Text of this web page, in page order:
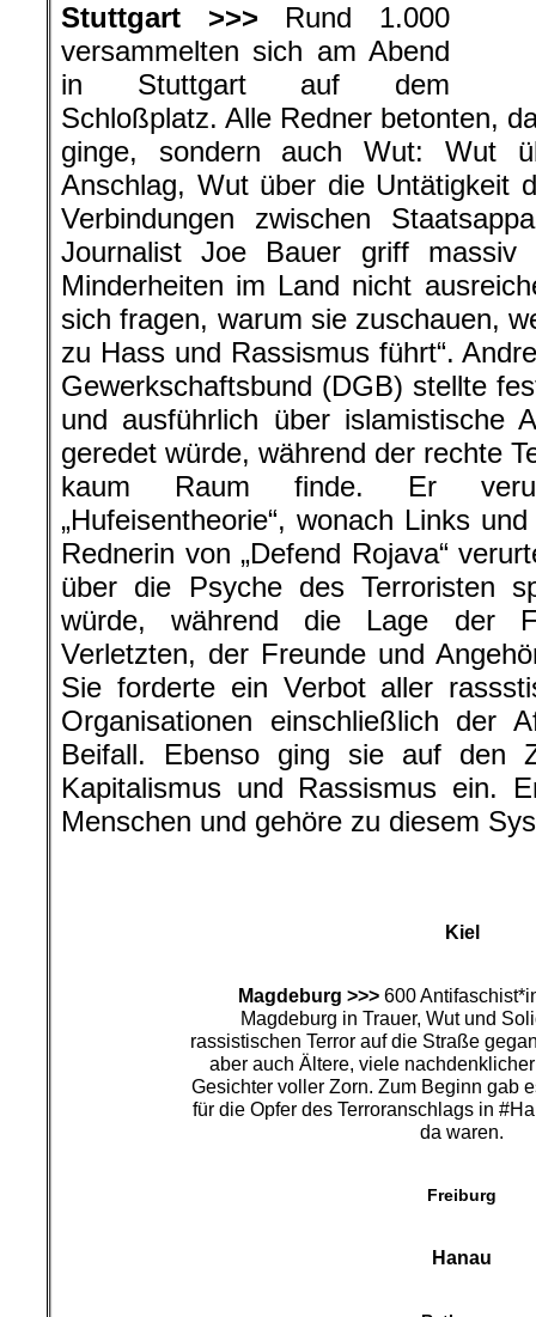
Stuttgart >>> Rund 1.000
versammelten sich am Abend
in Stuttgart auf dem
Schloßplatz. Alle Redner betonten,
ginge, sondern auch Wut: Wut
Anschlag, Wut über die Untätigkeit
Verbindungen zwischen
Journalist Joe Bauer griff
Minderheiten im Land nicht
sich fragen, warum sie zuschauen,
zu Hass und Rassismus führt“.
Gewerkschaftsbund (DGB) stellte
und ausführlich über islamistische
geredet würde, während der rechte
kaum Raum finde. Er
„Hufeisentheorie“, wonach Links
Rednerin von „Defend Rojava“
über die Psyche des Terroristen
würde, während die Lage der
Verletzten, der Freunde und
Sie forderte ein Verbot aller
Organisationen einschließlich der
Beifall. Ebenso ging sie auf den
Kapitalismus und Rassismus ein.
Menschen und gehöre zu diesem
Kiel
Magdeburg >>>600
Magdeburg in Trauer, Wut und
rassistischen Terror auf die Straße
aber auch Ältere, viele
Gesichter voller Zorn. Zum Beginn gab
für die Opfer des Terroranschlags in
da waren.
Freiburg
Hanau